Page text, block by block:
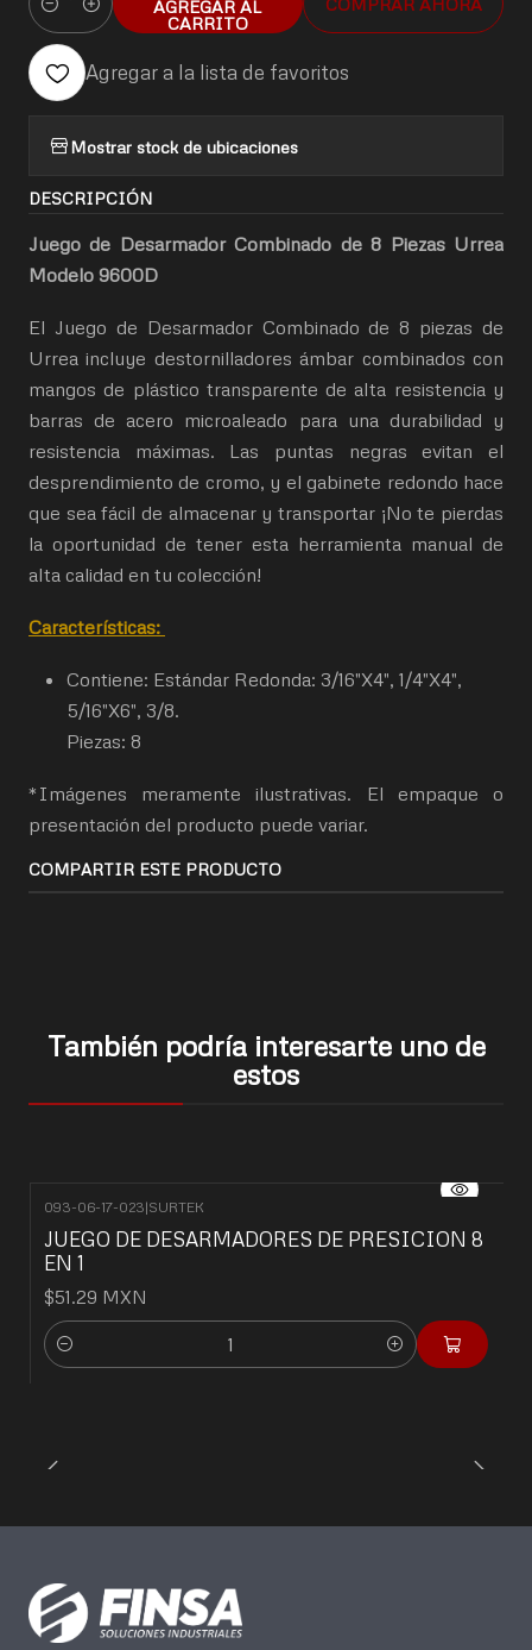
Cantidad
AGREGAR AL
CARRITO
Agregar a la lista de favoritos
Mostrar stock de ubicaciones
DESCRIPCIÓN
Juego de Desarmador Combinado de 8 Piezas Urrea
Modelo 9600D
El Juego de Desarmador Combinado de 8 piezas de
Urrea incluye destornilladores ámbar combinados con
mangos de plástico transparente de alta resistencia y
barras de acero microaleado para una durabilidad y
resistencia máximas. Las puntas negras evitan el
desprendimiento de cromo, y el gabinete redondo hace
que sea fácil de almacenar y transportar ¡No te pierdas
la oportunidad de tener esta herramienta manual de
alta calidad en tu colección!
Características:
Contiene: Estándar Redonda: 3/16"X4", 1/4"X4",
5/16"X6", 3/8.
Piezas: 8
*Imágenes meramente ilustrativas. El empaque o
presentación del producto puede variar.
COMPARTIR ESTE PRODUCTO
También podría interesarte uno de
estos
093-06-17-023|SURTEK
JUEGO DE DESARMADORES DE PRESICION 8
EN 1
$51.29 MXN
Cantidad